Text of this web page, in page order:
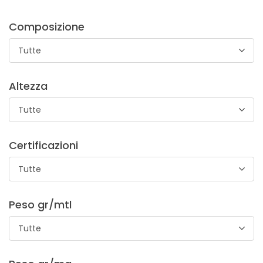
Trapunta di cotone double face con stampa a fantasia
tema bambino. Si può utilizzare per biancheria da letto
Composizione
Tutte
Altezza
Tutte
Certificazioni
Tutte
Peso gr/mtl
Tutte